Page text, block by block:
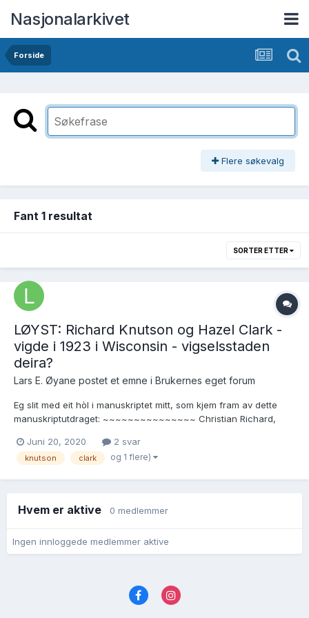
Nasjonalarkivet
Forside
Flere søkevalg
Fant 1 resultat
SORTER ETTER
LØYST: Richard Knutson og Hazel Clark -
vigde i 1923 i Wisconsin - vigselsstaden
deira?
Lars E. Øyane postet et emne i Brukernes eget forum
Eg slit med eit hòl i manuskriptet mitt, som kjem fram av dette
manuskriptutdraget: ~~~~~~~~~~~~~~~ Christian Richard,
Boscobel, Wis. 2.7.1949. Richard gifte seg ¤¤¤¤¤ (place of his
marr...
Juni 20, 2020 2 svar
knutson clark og 1 flere)
Hvem er aktive 0 medlemmer
Ingen innloggede medlemmer aktive